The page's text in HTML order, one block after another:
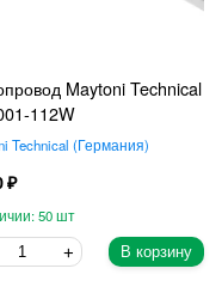
Maytoni Technical
112W
Technical Германия
50
В корзину